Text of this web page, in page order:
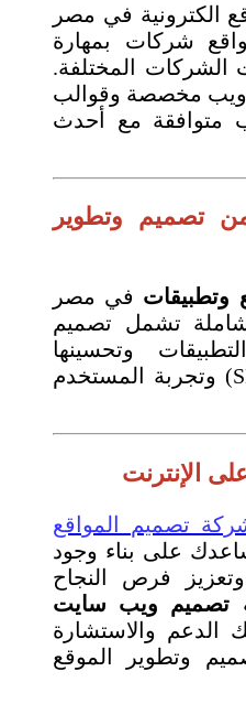
الكترونية في مصر
شركات بمهارة
الشركات المختلفة.
ويب مخصصة وقوالب
متوافقة مع أحدث
تصميم وتطوير
وتطبيقات في مصر
شاملة تشمل تصميم
وتحسينها
لمحركات البحث (SEO) وتجربة المستخدم
الإنترنت
تصميم المواقع
على بناء وجود
فرص النجاح
تصميم ويب سايت
الدعم والاستشارة
وتطوير الموقع